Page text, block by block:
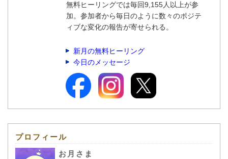
無料ヒーリングでは毎回9,155人以上が参
加。参加者から毎日のように数々のポジテ
ィブな変化の報告が寄せられる。
新月の無料ヒーリング
今日のメッセージ
プロフィール
お月さま